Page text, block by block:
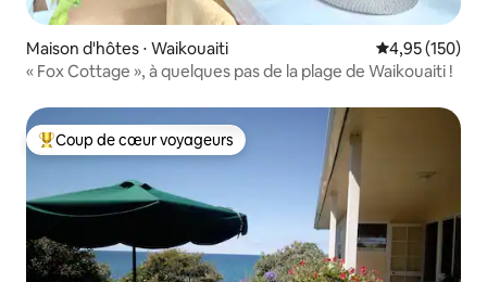
Maison d'hôtes ⋅ Waikouaiti Évaluation
4,95 (150)
« Fox Cottage », à quelques pas de la plage de Waikouaiti !
Coups de cœur voyageurs les plus appréciés
Coup de cœur voyageurs